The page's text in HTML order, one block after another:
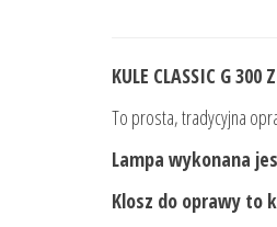
KULE CLASSIC G
To prosta, tradycyjna
Lampa wykonana
Klosz do oprawy to